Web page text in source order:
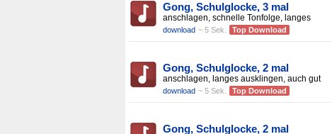
Gong, Schulglocke, 3 mal
anschlagen, schnelle Tonfolge, langes
download ~ 5 Sek. Top Download
Gong, Schulglocke, 2 mal
anschlagen, langes ausklingen, auch gut
download ~ 5 Sek. Top Download
Gong, Schulglocke, 2 mal